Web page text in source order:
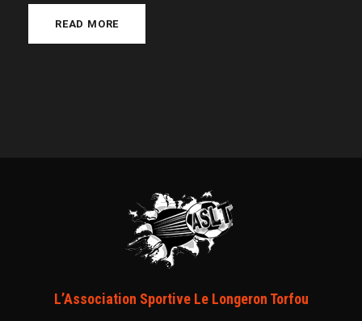
READ MORE
L’Association Sportive Le Longeron Torfou